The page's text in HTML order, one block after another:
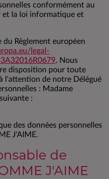
conformément au
et la loi informatique et
Règlement européen
legal-
. Nous
disposition pour toute
l'attention de notre Délégué
: Madame
:
des données personnelles
J'AIME.
de
J'AIME